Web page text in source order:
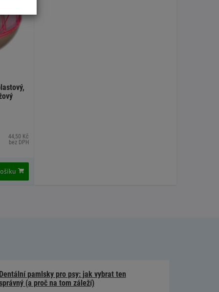
44,50 Kč
bez DPH
Dentální pamlsky pro psy: jak vybrat ten
(a proč na tom záleží)